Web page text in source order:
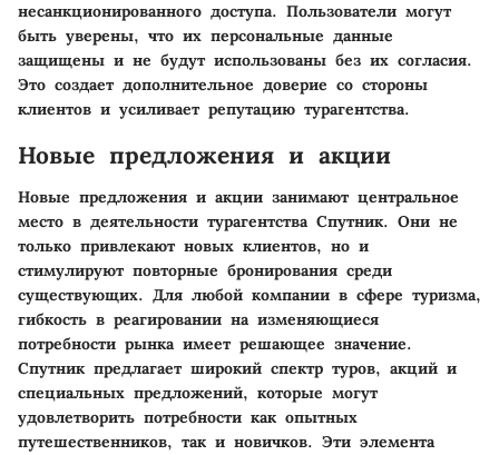
несанкционированного доступа. Пользователи могут
быть уверены, что их персональные данные
защищены и не будут использованы без их согласия.
Это создает дополнительное доверие со стороны
клиентов и усиливает репутацию турагентства.
Новые предложения и акции
Новые предложения и акции занимают центральное
место в деятельности турагентства Спутник. Они не
только привлекают новых клиентов, но и
стимулируют повторные бронирования среди
существующих. Для любой компании в сфере туризма,
гибкость в реагировании на изменяющиеся
потребности рынка имеет решающее значение.
Спутник предлагает широкий спектр туров, акций и
специальных предложений, которые могут
удовлетворить потребности как опытных
путешественников, так и новичков. Эти элемента